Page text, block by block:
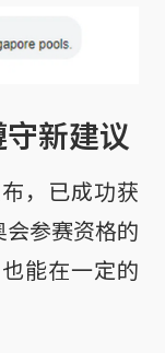
新建议
，已成功获
参赛资格的
能在一定的